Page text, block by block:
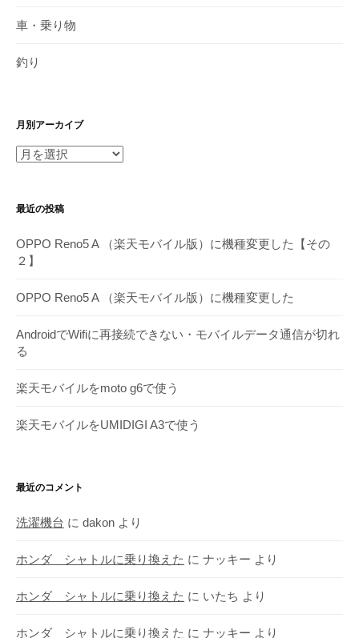
車・乗り物
釣り
月別アーカイブ
月
ー
イ
ブ
最近の投稿
OPPO Reno5 A （楽天モバイル版）に機種変更した【その
２】
OPPO Reno5 A （楽天モバイル版）に機種変更した
AndroidでWifiに再接続できない・モバイルデータ通信が切れ
る
楽天モバイルをmoto g6で使う
楽天モバイルをUMIDIGI A3で使う
最近のコメント
洗濯機台 に dakon より
ホンダ シャトルに乗り換えた に ナッキー より
ホンダ シャトルに乗り換えた に いたち より
ホンダ シャトルに乗り換えた に ナッキー より